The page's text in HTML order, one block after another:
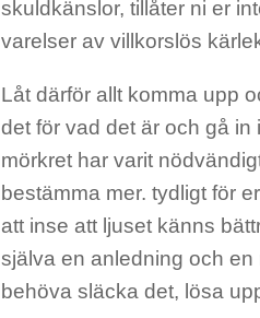
skuldkänslor, tillåter ni er
varelser av villkorslös
Låt därför allt komma upp
det för vad det är och gå
mörkret har varit
bestämma mer. tydligt för
att inse att ljuset känns
själva en anledning och en
behöva släcka det, lösa